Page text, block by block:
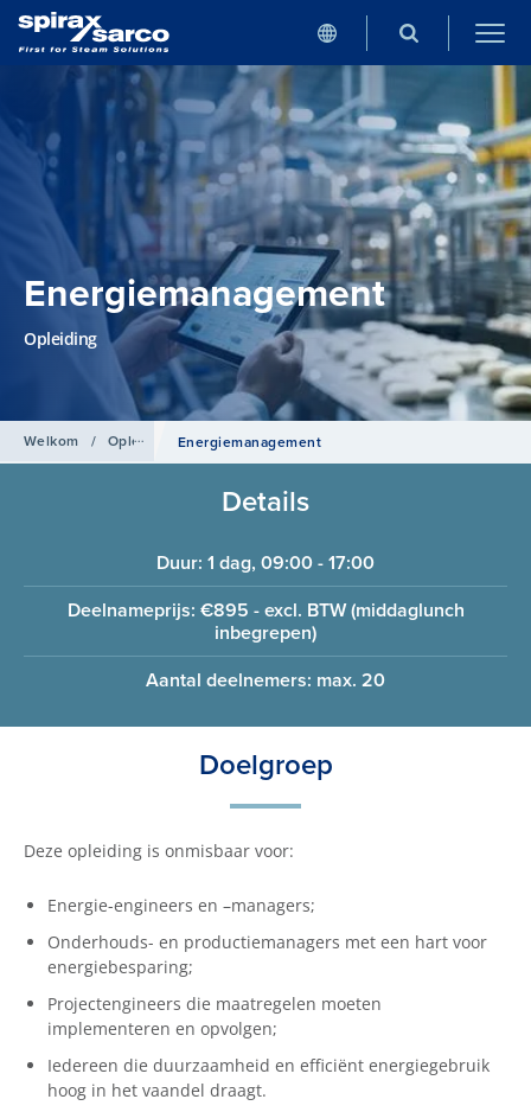
Energiemanagement
Opleiding
Welkom / OpleidingenEnergiemanagement
Details
Duur: 1 dag, 09:00 - 17:00
Deelnameprijs: €895 - excl. BTW (middaglunch
inbegrepen)
Aantal deelnemers: max. 20
Doelgroep
Deze opleiding is onmisbaar voor:
Energie-engineers en –managers;
Onderhouds- en productiemanagers met een hart voor
energiebesparing;
Projectengineers die maatregelen moeten
implementeren en opvolgen;
Iedereen die duurzaamheid en efficiënt energiegebruik
hoog in het vaandel draagt.